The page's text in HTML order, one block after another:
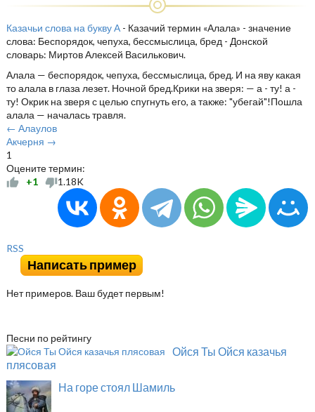
Казачьи слова на букву А- Казачий термин «Алала» - значение
слова: Беспорядок, чепуха, бессмыслица, бред - Донской
словарь: Миртов Алексей Василькович.
Алала — беспорядок, чепуха, бессмыслица, бред. И на яву какая
то алала в глаза лезет. Ночной бред.Крики на зверя: — а - ту! а -
ту! Окрик на зверя с целью спугнуть его, а также: "убегай"!Пошла
алала — началась травля.
← Алаулов
Акчерня →
1
Оцените термин:
+1
1.18K
RSS
Написать пример
Нет примеров. Ваш будет первым!
Песни по рейтингу
Ойся Ты Ойся казачья
плясовая
На горе стоял Шамиль